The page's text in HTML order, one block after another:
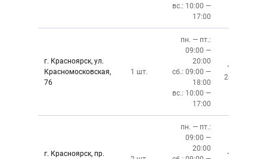
вс.: 10:00 —
17:00
г. Красноярск, ул.
Красномосковская,
76
1 шт.
пн. — пт.:
09:00 —
20:00
сб.: 09:00 —
18:00
вс.: 10:00 —
17:00
+7 (391)
243-83-01
г. Красноярск, пр.
пн. — пт.:
09:00 —
20:00
+7 (391)